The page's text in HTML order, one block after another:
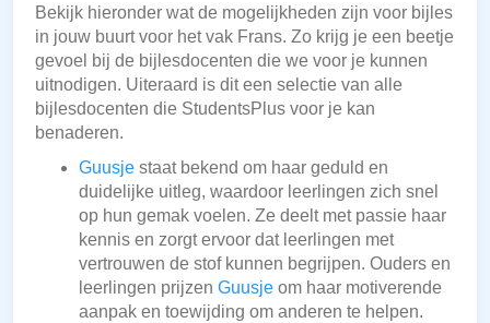
Bekijk hieronder wat de mogelijkheden zijn voor bijles
in jouw buurt voor het vak Frans. Zo krijg je een beetje
gevoel bij de bijlesdocenten die we voor je kunnen
uitnodigen. Uiteraard is dit een selectie van alle
bijlesdocenten die StudentsPlus voor je kan
benaderen.
Guusje staat bekend om haar geduld en
duidelijke uitleg, waardoor leerlingen zich snel
op hun gemak voelen. Ze deelt met passie haar
kennis en zorgt ervoor dat leerlingen met
vertrouwen de stof kunnen begrijpen. Ouders en
leerlingen prijzen Guusje om haar motiverende
aanpak en toewijding om anderen te helpen.